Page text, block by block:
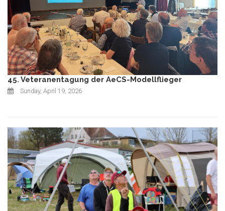
45. Veteranentagung der AeCS-Modellflieger
Sunday, April 19, 2026